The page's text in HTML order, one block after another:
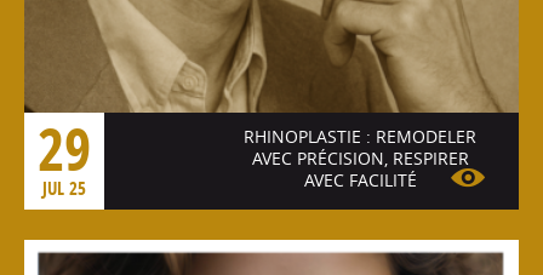
29
JUL 25
RHINOPLASTIE : REMODELER
AVEC PRÉCISION, RESPIRER
AVEC FACILITÉ
Voir l'article